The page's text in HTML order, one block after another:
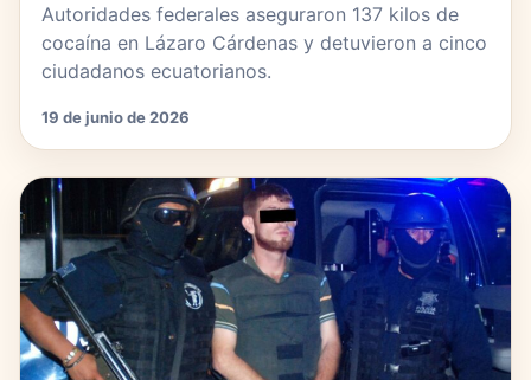
Autoridades federales aseguraron 137 kilos de
cocaína en Lázaro Cárdenas y detuvieron a cinco
ciudadanos ecuatorianos.
19 de junio de 2026